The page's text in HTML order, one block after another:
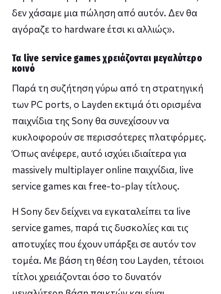
δεν χάσαμε μια πώληση από αυτόν. Δεν θα
αγόραζε το hardware έτσι κι αλλιώς».
Τα live service games χρειάζονται μεγαλύτερο
κοινό
Παρά τη συζήτηση γύρω από τη στρατηγική
των PC ports, ο Layden εκτιμά ότι ορισμένα
παιχνίδια της Sony θα συνεχίσουν να
κυκλοφορούν σε περισσότερες πλατφόρμες.
Όπως ανέφερε, αυτό ισχύει ιδιαίτερα για
massively multiplayer online παιχνίδια, live
service games και free-to-play τίτλους.
Η Sony δεν δείχνει να εγκαταλείπει τα live
service games, παρά τις δυσκολίες και τις
αποτυχίες που έχουν υπάρξει σε αυτόν τον
τομέα. Με βάση τη θέση του Layden, τέτοιοι
τίτλοι χρειάζονται όσο το δυνατόν